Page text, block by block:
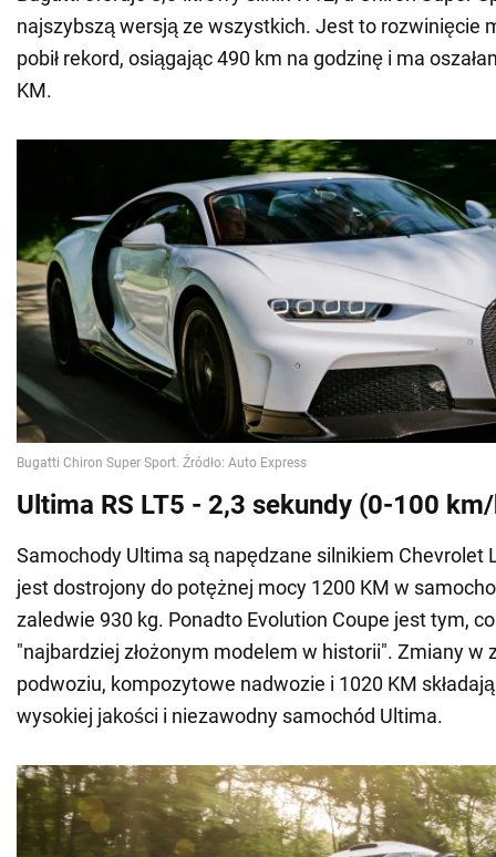
najszybszą wersją ze wszystkich. Jest to rozwinięcie
pobił rekord, osiągając 490 km na godzinę i ma
KM.
Ultima RS LT5 - 2,3 sekundy (0-100
Samochody Ultima są napędzane silnikiem Chevrolet
jest dostrojony do potężnej mocy 1200 KM w
zaledwie 930 kg. Ponadto Evolution Coupe jest tym,
"najbardziej złożonym modelem w historii". Zmiany w
podwoziu, kompozytowe nadwozie i 1020 KM
wysokiej jakości i niezawodny samochód Ultima.